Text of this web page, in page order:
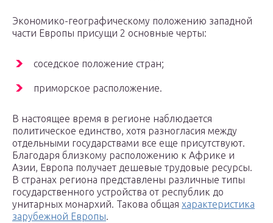
Экономико-географическому положению западной
части Европы присущи 2 основные черты:
соседское положение стран;
приморское расположение.
В настоящее время в регионе наблюдается
политическое единство, хотя разногласия между
отдельными государствами все еще присутствуют.
Благодаря близкому расположению к Африке и
Азии, Европа получает дешевые трудовые ресурсы.
В странах региона представлены различные типы
государственного устройства от республик до
унитарных монархий. Такова общая характеристика
зарубежной Европы.